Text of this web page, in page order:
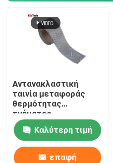
Αντανακλαστική
ταινία μεταφοράς
θερμότητας
τμήματος
Καλύτερη τιμή
επαφή